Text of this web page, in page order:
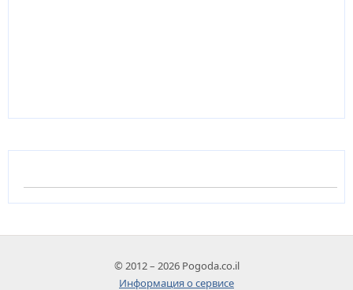
© 2012 – 2026 Pogoda.co.il
Информация о сервисе